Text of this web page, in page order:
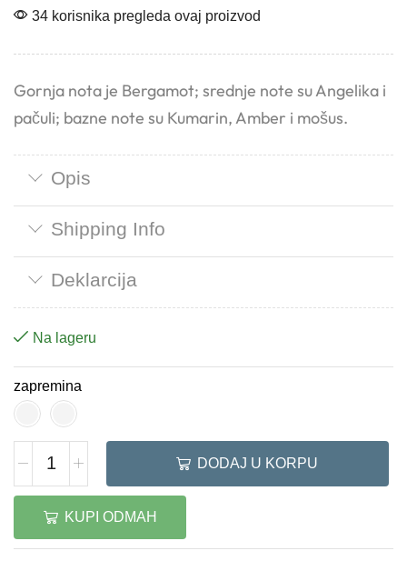
34 korisnika pregleda ovaj proizvod
Gornja nota je Bergamot; srednje note su Angelika i
pačuli; bazne note su Kumarin, Amber i mošus.
Opis
Shipping Info
Deklarcija
Na lageru
zapremina
DODAJ U KORPU
KUPI ODMAH